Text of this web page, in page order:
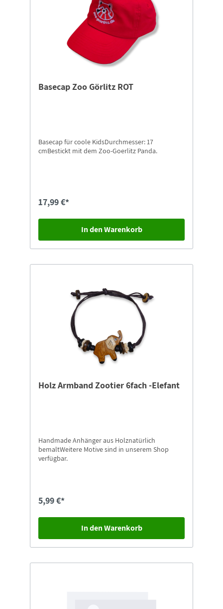
Basecap Zoo Görlitz ROT
Basecap für coole KidsDurchmesser: 17
cmBestickt mit dem Zoo-Goerlitz Panda.
17,99 €*
In den Warenkorb
Holz Armband Zootier 6fach -Elefant
Handmade Anhänger aus Holznatürlich
bemaltWeitere Motive sind in unserem Shop
verfügbar.
5,99 €*
In den Warenkorb